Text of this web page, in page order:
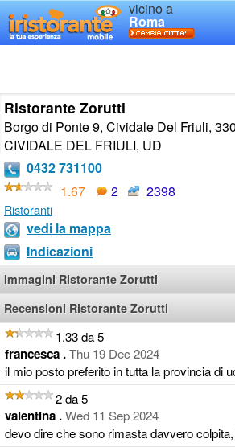
vicino a
Roma
Ristorante Zorutti
Borgo di Ponte 9, Cividale Del Friuli,
CIVIDALE DEL FRIULI, UD
0432 731100
1.67
2 2398
Ristoranti
vedi la mappa
Indicazioni
Immagini Ristorante Zorutti
Recensioni Ristorante Zorutti
1.33 da 5
francesca .Thu 19 Dec 2024
il mio posto preferito in tutta la provincia di
2 da 5
valentina .Wed 11 Sep 2024
devo dire che sono rimasta davvero